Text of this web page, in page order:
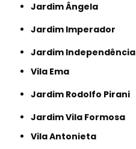
Jardim Ângela
Jardim Imperador
Jardim Independência
Vila Ema
Jardim Rodolfo Pirani
Jardim Vila Formosa
Vila Antonieta